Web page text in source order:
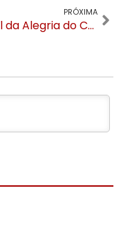
PRÓXIMA
Natal da Alegria do Consulado do Inter distribuiu mais de 4 mil itens em Gramado